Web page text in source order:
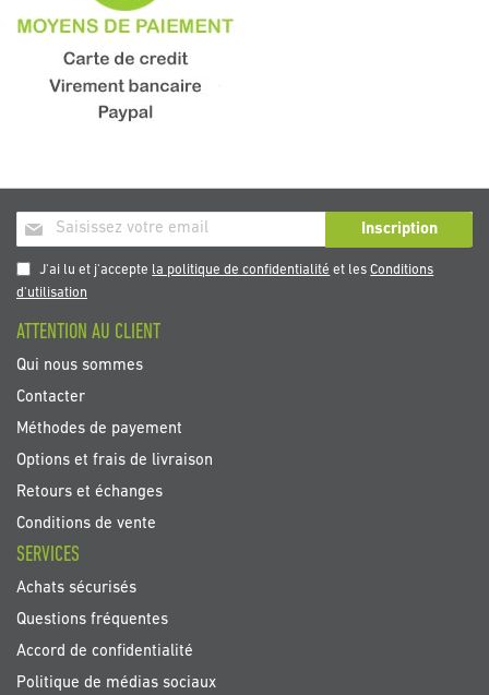
Inscription
à
notre
newsletter
Inscription
J'ai lu et j'accepte la politique de confidentialité et lesConditions
d'utilisation
ATTENTION AU CLIENT
Qui nous sommes
Contacter
Méthodes de payement
Options et frais de livraison
Retours et échanges
Conditions de vente
SERVICES
Achats sécurisés
Questions fréquentes
Accord de confidentialité
Politique de médias sociaux